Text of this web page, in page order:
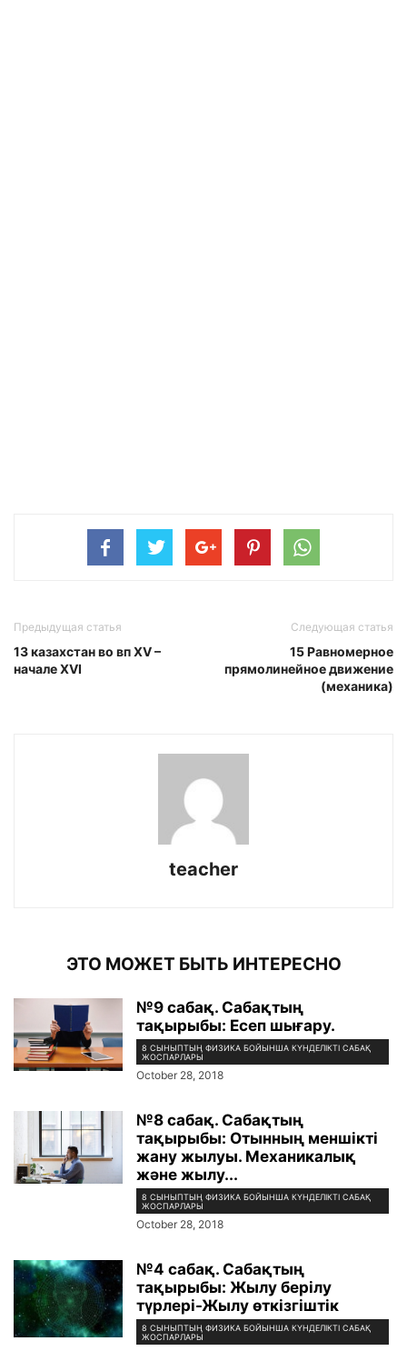
Предыдущая статья
13 казахстан во вп XV –
начале XVI
Следующая статья
15 Равномерное
прямолинейное движение
(механика)
teacher
ЭТО МОЖЕТ БЫТЬ ИНТЕРЕСНО
№9 сабақ. Сабақтың
тақырыбы: Есеп шығару.
8 СЫНЫПТЫҢ ФИЗИКА БОЙЫНША КҮНДЕЛІКТІ САБАҚ
ЖОСПАРЛАРЫ
October 28, 2018
№8 сабақ. Сабақтың
тақырыбы: Отынның меншікті
жану жылуы. Механикалық
және жылу...
8 СЫНЫПТЫҢ ФИЗИКА БОЙЫНША КҮНДЕЛІКТІ САБАҚ
ЖОСПАРЛАРЫ
October 28, 2018
№4 сабақ. Сабақтың
тақырыбы: Жылу берілу
түрлері-Жылу өткізгіштік
8 СЫНЫПТЫҢ ФИЗИКА БОЙЫНША КҮНДЕЛІКТІ САБАҚ
ЖОСПАРЛАРЫ